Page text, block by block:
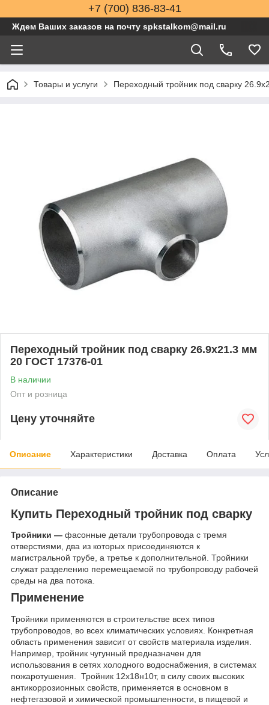
+7 (700) 836-83-41
Ждем Ваших заказов на почту spkstalkom@mail.ru
Товары и услуги Переходный тройник под сварку
Переходный тройник под сварку 26.9x21.3 мм
20 ГОСТ 17376-01
В наличии
Опт и розница
Цену уточняйте
Описание Характеристики Доставка Оплата
Описание
Купить Переходный тройник под сварку
Тройники — фасонные детали трубопровода с тремя
отверстиями, два из которых присоединяются к
магистральной трубе, а третье к дополнительной. Тройники
служат разделению перемещаемой по трубопроводу рабочей
среды на два потока.
Применение
Тройники применяются в строительстве всех типов
трубопроводов, во всех климатических условиях. Конкретная
область применения зависит от свойств материала изделия.
Например, тройник чугунный предназначен для
использования в сетях холодного водоснабжения, в системах
пожаротушения. Тройник 12х18н10т, в силу своих высоких
антикоррозионных свойств, применяется в основном в
нефтегазовой и химической промышленности, в пищевой и